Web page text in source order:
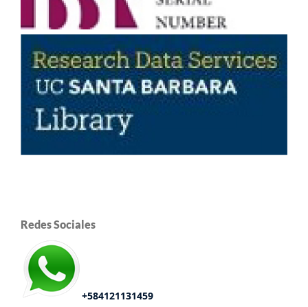
Redes Sociales
+584121131459